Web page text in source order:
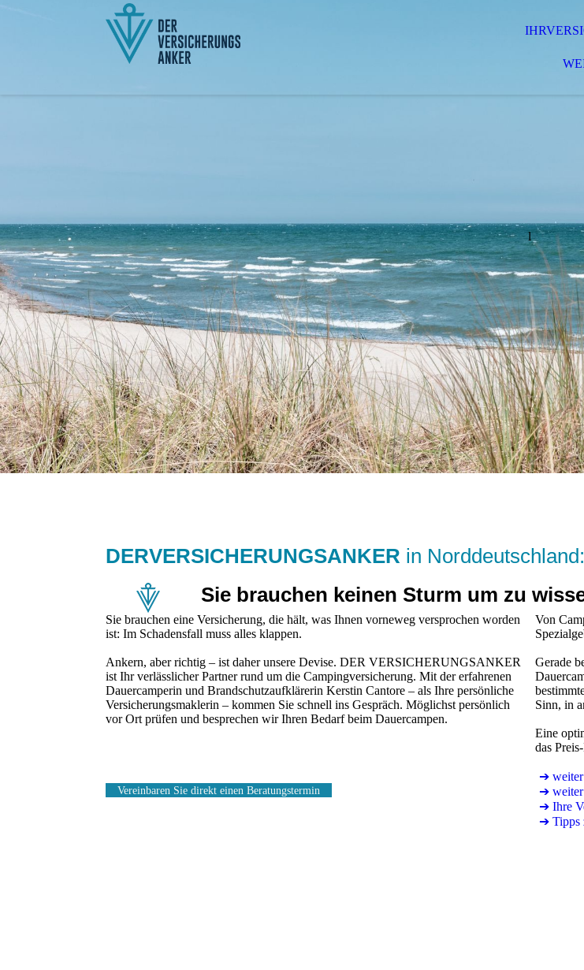
l
DERVERSICHERUNGSANKER in Norddeutschland:
Sie brauchen keinen Sturm um zu
Sie brauchen eine Versicherung, die hält, was Ihnen vorneweg versprochen worden
ist: Im Schadensfall muss alles klappen.
Ankern, aber richtig – ist daher unsere Devise. DER VERSICHERUNGSANKER
ist Ihr verlässlicher Partner rund um die Campingversicherung. Mit der erfahrenen
Dauer­camperin und Brandschutzaufklärerin Kerstin Cantore – als Ihre persönliche
Versicherungs­maklerin – kommen Sie schnell ins Gespräch. Möglichst persönlich
vor Ort prüfen und besprechen wir Ihren Bedarf beim Dauercampen.
Von
Gerade
Sinn, in
Eine
das
Vereinbaren Sie direkt einen Beratungstermin
➔
➔
➔ Ihre
➔ Tipps